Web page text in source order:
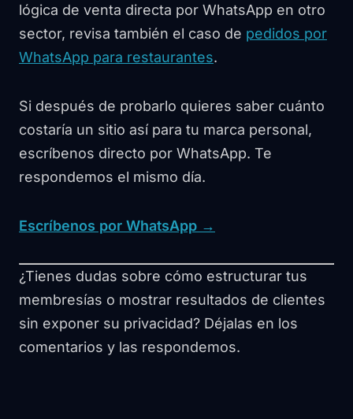
lógica de venta directa por WhatsApp en otro
sector, revisa también el caso de pedidos por
WhatsApp para restaurantes.
Si después de probarlo quieres saber cuánto
costaría un sitio así para tu marca personal,
escríbenos directo por WhatsApp. Te
respondemos el mismo día.
Escríbenos por WhatsApp →
¿Tienes dudas sobre cómo estructurar tus
membresías o mostrar resultados de clientes
sin exponer su privacidad? Déjalas en los
comentarios y las respondemos.